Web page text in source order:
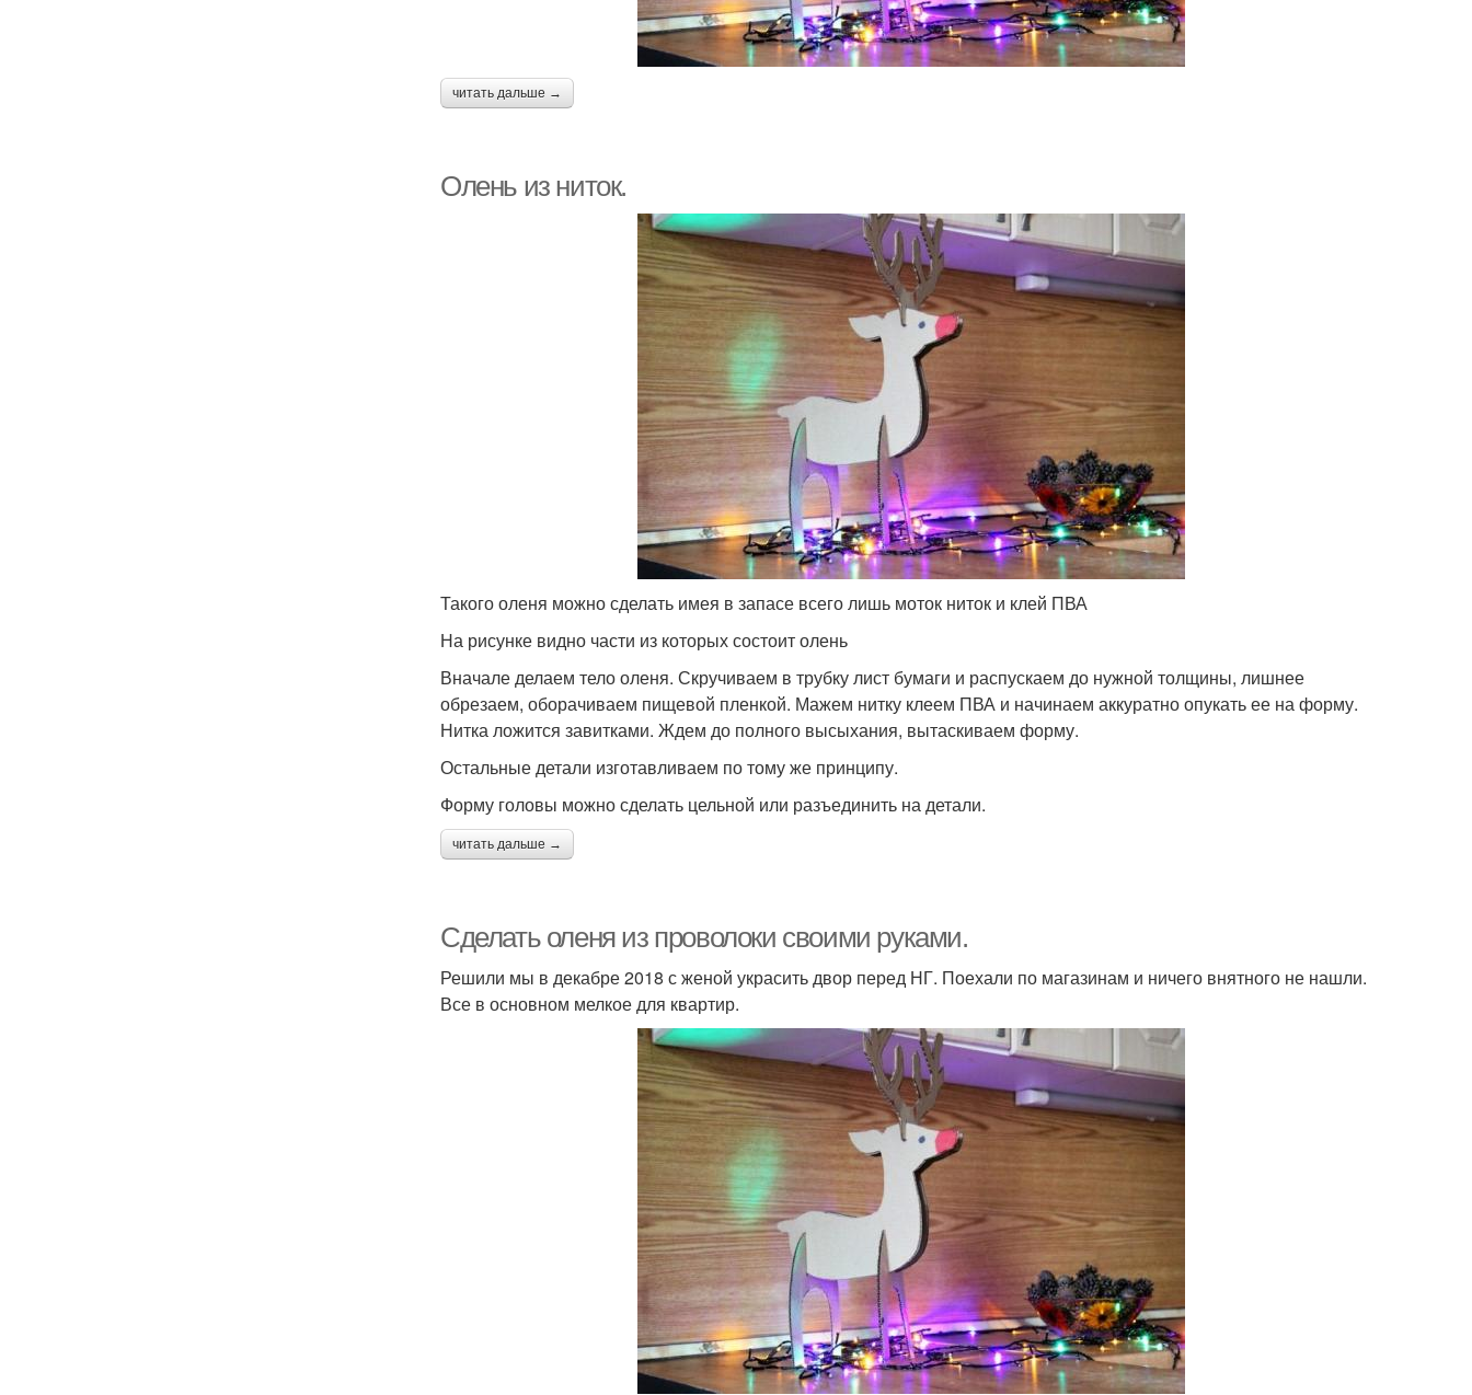
читать дальше →
Олень из ниток.
Такого оленя можно сделать имея в запасе всего лишь моток ниток и клей ПВА
На рисунке видно части из которых состоит олень
Вначале делаем тело оленя. Скручиваем в трубку лист бумаги и распускаем до нужной толщины, лишнее
обрезаем, оборачиваем пищевой пленкой. Мажем нитку клеем ПВА и начинаем аккуратно опукать ее на форму.
Нитка ложится завитками. Ждем до полного высыхания, вытаскиваем форму.
Остальные детали изготавливаем по тому же принципу.
Форму головы можно сделать цельной или разъединить на детали.
читать дальше →
Сделать оленя из проволоки своими руками.
Решили мы в декабре 2018 с женой украсить двор перед НГ. Поехали по магазинам и ничего внятного не нашли.
Все в основном мелкое для квартир.